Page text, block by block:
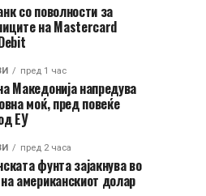
со поволности за
на Mastercard
пред 1 час
Македонија напредува
моќ, пред повеќе
ЕУ
пред 2 часа
фунта зајакнува во
американскиот долар